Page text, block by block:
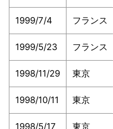
1999/7/4 フランス
1999/5/23 フランス
1998/11/29 東京
1998/10/11 東京
1998/5/17 東京